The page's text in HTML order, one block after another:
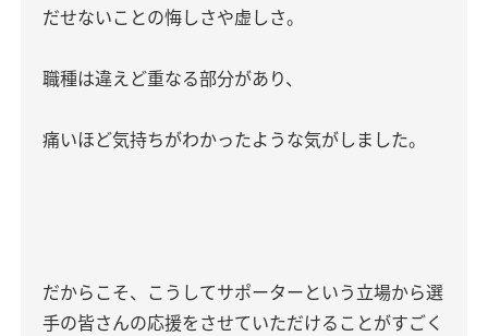
だせないことの悔しさや虚しさ。
職種は違えど重なる部分があり、
痛いほど気持ちがわかったような気がしました。
だからこそ、こうしてサポーターという立場から選
手の皆さんの応援をさせていただけることがすごく